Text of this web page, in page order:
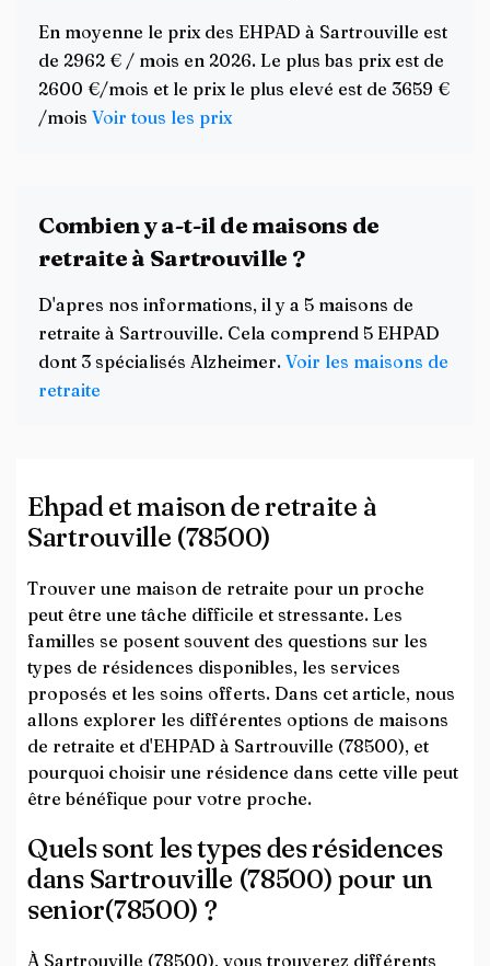
En moyenne le prix des EHPAD à Sartrouville est
de 2962 € / mois en 2026. Le plus bas prix est de
2600 €/mois et le prix le plus elevé est de 3659 €
/mois Voir tous les prix
Combien y a-t-il de maisons de
retraite à Sartrouville ?
D'apres nos informations, il y a 5 maisons de
retraite à Sartrouville. Cela comprend 5 EHPAD
dont 3 spécialisés Alzheimer. Voir les maisons de
retraite
Ehpad et maison de retraite à
Sartrouville (78500)
Trouver une maison de retraite pour un proche
peut être une tâche difficile et stressante. Les
familles se posent souvent des questions sur les
types de résidences disponibles, les services
proposés et les soins offerts. Dans cet article, nous
allons explorer les différentes options de maisons
de retraite et d'EHPAD à Sartrouville (78500), et
pourquoi choisir une résidence dans cette ville peut
être bénéfique pour votre proche.
Quels sont les types des résidences
dans Sartrouville (78500) pour un
senior(78500) ?
À Sartrouville (78500), vous trouverez différents